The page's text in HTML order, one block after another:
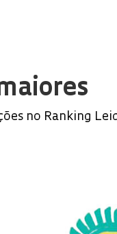
no Ranking